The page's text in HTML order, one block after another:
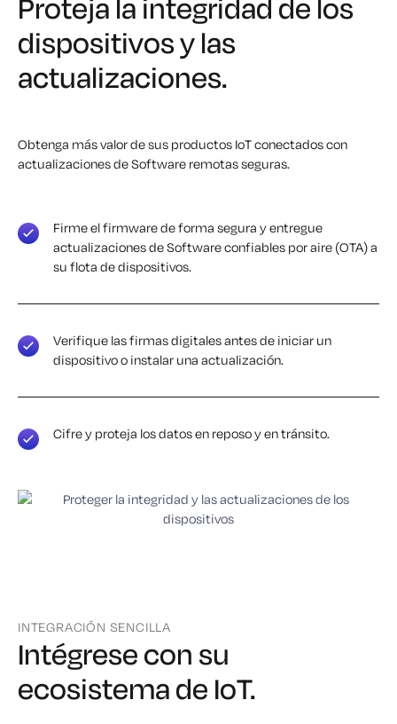
Proteja la integridad de los
dispositivosy las
actualizaciones.
Obtenga más valor de sus productos IoT conectados con
actualizaciones de Software remotas seguras.
Firme el firmware de forma segura y entregue
actualizaciones de Software confiables por aire (OTA) a
su flota de dispositivos.
Verifique las firmas digitales antes de iniciar un
dispositivo o instalar una actualización.
Cifre y proteja los datos en reposo y en tránsito.
INTEGRACIÓN SENCILLA
Intégrese con su
ecosistema de IoT.